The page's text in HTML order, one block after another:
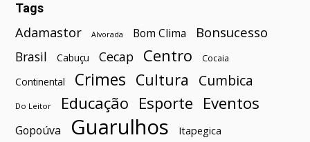
Tags
Adamastor Alvorada Bom Clima Bonsucesso
Brasil Cabuçu Cecap Centro Cocaia
Continental Crimes Cultura Cumbica
Do Leitor Educação Esporte Eventos
Gopoúva Guarulhos Itapegica